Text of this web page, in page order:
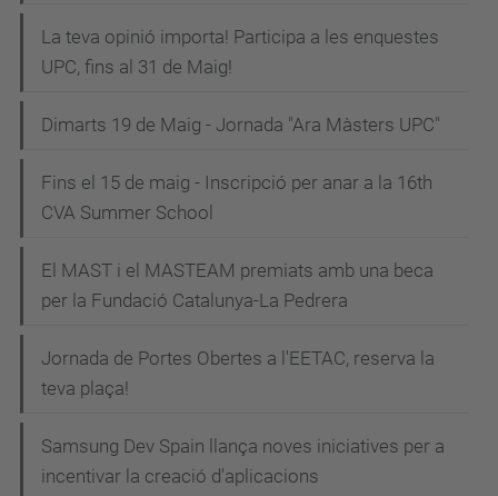
La teva opinió importa! Participa a les enquestes
UPC, fins al 31 de Maig!
Dimarts 19 de Maig - Jornada "Ara Màsters UPC"
Fins el 15 de maig - Inscripció per anar a la 16th
CVA Summer School
El MAST i el MASTEAM premiats amb una beca
per la Fundació Catalunya-La Pedrera
Jornada de Portes Obertes a l'EETAC, reserva la
teva plaça!
Samsung Dev Spain llança noves iniciatives per a
incentivar la creació d'aplicacions